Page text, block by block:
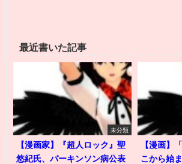
最近書いた記事
未分類
【漫画家】『超人ロック』聖
悠紀氏、パーキンソン病公表
【漫画】
こから始